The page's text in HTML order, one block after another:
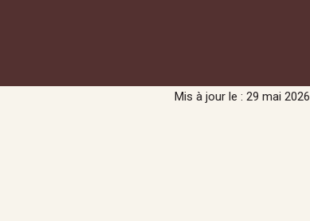
Mis à jour le : 29 mai 2026